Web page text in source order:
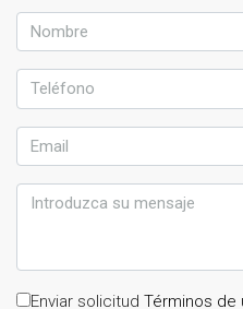
Enviar solicitud Términos de